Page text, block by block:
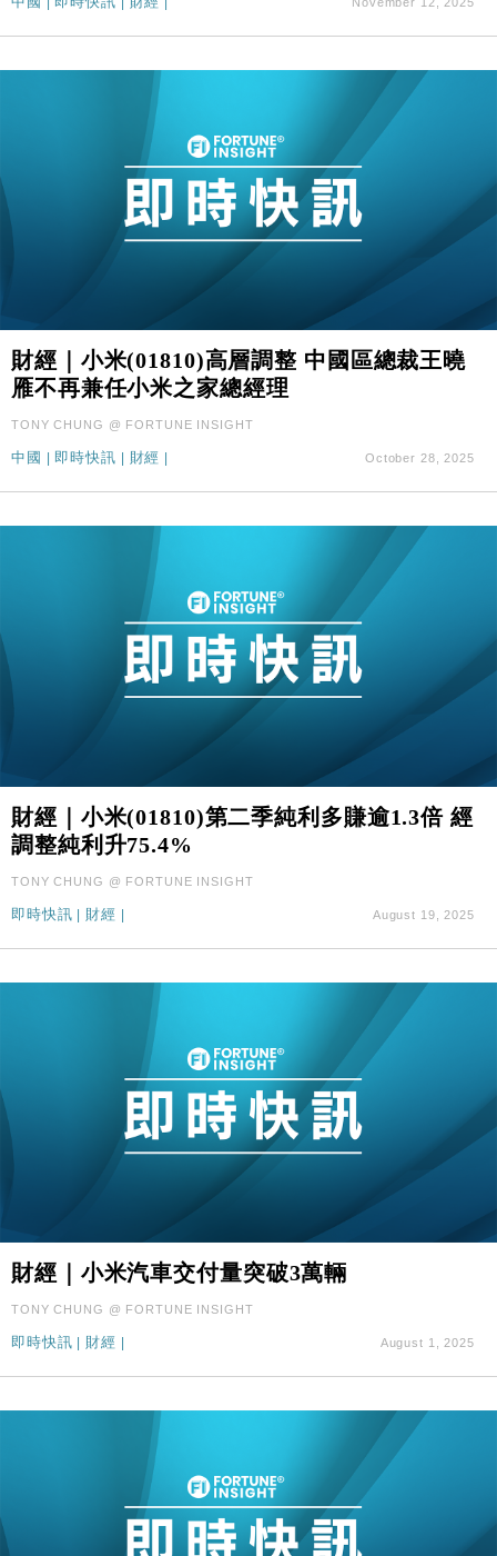
財經｜小米(01810)高層調整 中國區總裁王曉
雁不再兼任小米之家總經理
TONY CHUNG @ FORTUNE INSIGHT
中國 即時快訊 財經 October 28, 2025
財經｜小米(01810)第二季純利多賺逾1.3倍 經
調整純利升75.4%
TONY CHUNG @ FORTUNE INSIGHT
即時快訊 | 財經 | August 19, 2025
財經｜小米汽車交付量突破3萬輛
TONY CHUNG @ FORTUNE INSIGHT
即時快訊 | 財經 | August 1, 2025